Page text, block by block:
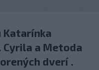
Katarínka
a Metoda
dverí .